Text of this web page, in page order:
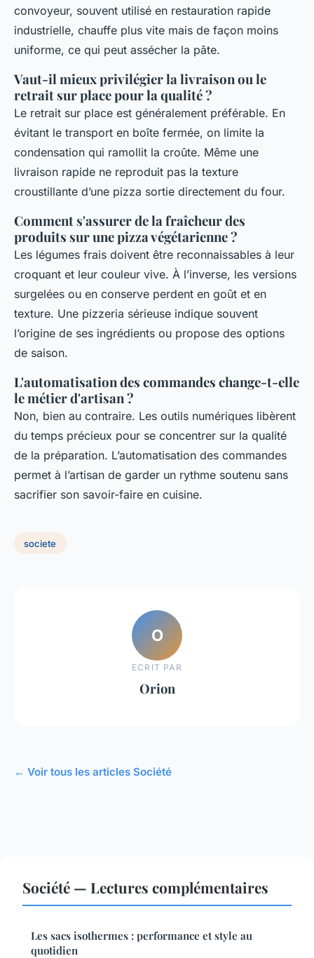
convoyeur, souvent utilisé en restauration rapide
industrielle, chauffe plus vite mais de façon moins
uniforme, ce qui peut assécher la pâte.
Vaut-il mieux privilégier la livraison ou le
retrait sur place pour la qualité ?
Le retrait sur place est généralement préférable. En
évitant le transport en boîte fermée, on limite la
condensation qui ramollit la croûte. Même une
livraison rapide ne reproduit pas la texture
croustillante d’une pizza sortie directement du four.
Comment s'assurer de la fraîcheur des
produits sur une pizza végétarienne ?
Les légumes frais doivent être reconnaissables à leur
croquant et leur couleur vive. À l’inverse, les versions
surgelées ou en conserve perdent en goût et en
texture. Une pizzeria sérieuse indique souvent
l’origine de ses ingrédients ou propose des options
de saison.
L'automatisation des commandes change-t-elle
le métier d'artisan ?
Non, bien au contraire. Les outils numériques libèrent
du temps précieux pour se concentrer sur la qualité
de la préparation. L’automatisation des commandes
permet à l’artisan de garder un rythme soutenu sans
sacrifier son savoir-faire en cuisine.
societe
O
ECRIT PAR
Orion
← Voir tous les articles Société
Société — Lectures complémentaires
Les sacs isothermes : performance et style au
quotidien